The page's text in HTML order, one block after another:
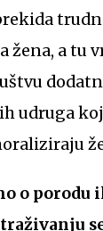
žena, a tu
udruga
o porodu